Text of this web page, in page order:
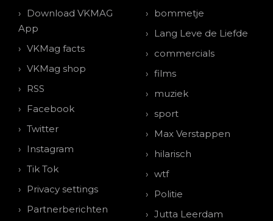
Download VKMAG
App
VKMag facts
VKMag shop
RSS
Facebook
Twitter
Instagram
Tik Tok
Privacy settings
Partnerberichten
bommetje
Lang Leve de Liefde
commercials
films
muziek
sport
Max Verstappen
hilarisch
wtf
Politie
Jutta Leerdam